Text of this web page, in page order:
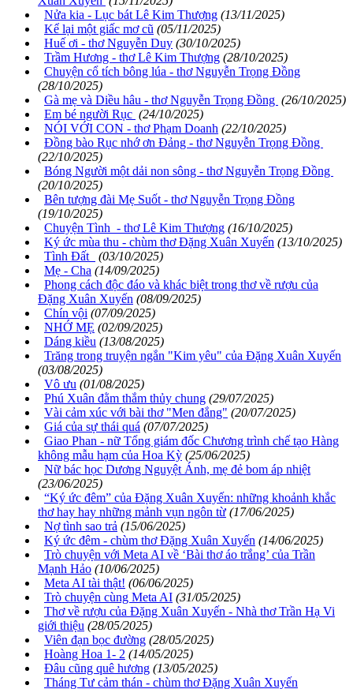
Nửa kia - Lục bát Lê Kim Thượng (13/11/2025)
Kể lại một giấc mơ cũ (05/11/2025)
Huế ơi - thơ Nguyễn Duy (30/10/2025)
Trầm Hương - thơ Lê Kim Thượng (28/10/2025)
Chuyện cổ tích bông lúa - thơ Nguyễn Trọng Đồng
(28/10/2025)
Gà mẹ và Diều hâu - thơ Nguyễn Trọng Đồng (26/10/2025)
Em bé người Rục (24/10/2025)
NÓI VỚI CON - thơ Phạm Doanh (22/10/2025)
Đồng bào Rục nhớ ơn Đảng - thơ Nguyễn Trọng Đồng
(22/10/2025)
Bóng Người một dải non sông - thơ Nguyễn Trọng Đồng
(20/10/2025)
Bên tượng đài Mẹ Suốt - thơ Nguyễn Trọng Đồng
(19/10/2025)
Chuyện Tình - thơ Lê Kim Thượng (16/10/2025)
Ký ức mùa thu - chùm thơ Đặng Xuân Xuyến (13/10/2025)
Tình Đất
(03/10/2025)
Mẹ - Cha (14/09/2025)
Phong cách độc đáo và khác biệt trong thơ về rượu của
Đặng Xuân Xuyến (08/09/2025)
Chín vội (07/09/2025)
NHỚ MẸ (02/09/2025)
Dáng kiều (13/08/2025)
Trăng trong truyện ngắn "Kim yêu" của Đặng Xuân Xuyến
(03/08/2025)
Vô ưu (01/08/2025)
Phú Xuân đằm thắm thủy chung (29/07/2025)
Vài cảm xúc với bài thơ "Men đắng" (20/07/2025)
Giá của sự thái quá (07/07/2025)
Giao Phan - nữ Tổng giám đốc Chương trình chế tạo Hàng
không mẫu hạm của Hoa Kỳ (25/06/2025)
Nữ bác học Dương Nguyệt Ánh, mẹ đẻ bom áp nhiệt
(23/06/2025)
“Ký ức đêm” của Đặng Xuân Xuyến: những khoảnh khắc
thơ hay hay những mảnh vụn ngôn từ (17/06/2025)
Nợ tình sao trả (15/06/2025)
Ký ức đêm - chùm thơ Đặng Xuân Xuyến (14/06/2025)
Trò chuyện với Meta AI về ‘Bài thơ áo trắng’ của Trần
Mạnh Hảo (10/06/2025)
Meta AI tài thật! (06/06/2025)
Trò chuyện cùng Meta AI (31/05/2025)
Thơ về rượu của Đặng Xuân Xuyến - Nhà thơ Trần Hạ Vi
giới thiệu (28/05/2025)
Viên đạn bọc đường (28/05/2025)
Hoàng Hoa 1- 2 (14/05/2025)
Đâu cũng quê hương (13/05/2025)
Tháng Tư cảm thán - chùm thơ Đặng Xuân Xuyến